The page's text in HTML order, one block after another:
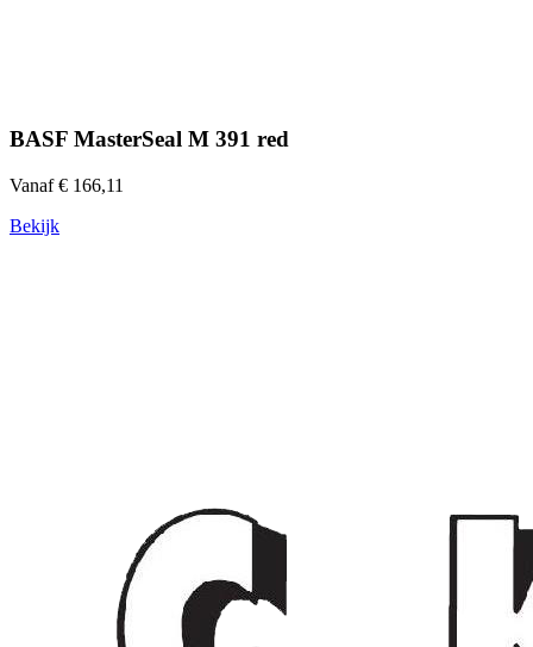
BASF MasterSeal M 391 red
Vanaf € 166,11
Bekijk